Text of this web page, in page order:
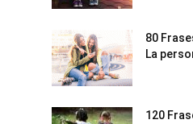
80
La
120